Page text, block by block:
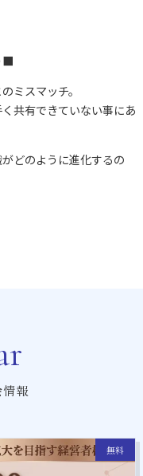
■
ミスマッチ。
共有できていない事にあ
どのように進化するの
報
無料